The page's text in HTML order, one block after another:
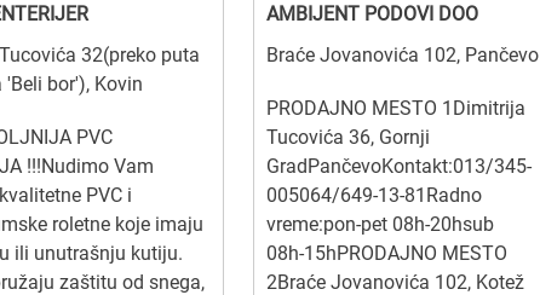
32(preko puta
'Beli bor'), Kovin
PVC
!!!Nudimo Vam
PVC i
roletne koje imaju
ili unutrašnju kutiju.
zaštitu od snega,
AMBIJENT PODOVI DOO
Braće Jovanovića 102, Pančevo
PRODAJNO MESTO 1Dimitrija
Tucovića 36, Gornji
GradPančevoKontakt:013/345-
005064/649-13-81Radno
vreme:pon-pet 08h-20hsub
08h-15hPRODAJNO MESTO
2Braće Jovanovića 102, Kotež